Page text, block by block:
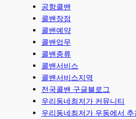
공항콜밴
콜밴장점
콜밴예약
콜밴업무
콜밴종류
콜밴서비스
콜밴서비스지역
전국콜밴 구글블로그
우리동네최저가 커뮤니티
우리동네최저가 우동에서